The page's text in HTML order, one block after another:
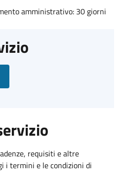
amministrativo: 30 giorni
requisiti e altre
i termini e le condizioni di